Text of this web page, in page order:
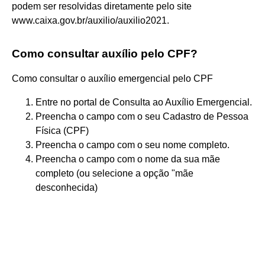
podem ser resolvidas diretamente pelo site
www.caixa.gov.br/auxilio/auxilio2021.
Como consultar auxílio pelo CPF?
Como consultar o auxílio emergencial pelo CPF
Entre no portal de Consulta ao Auxílio Emergencial.
Preencha o campo com o seu Cadastro de Pessoa
Física (CPF)
Preencha o campo com o seu nome completo.
Preencha o campo com o nome da sua mãe
completo (ou selecione a opção "mãe
desconhecida)